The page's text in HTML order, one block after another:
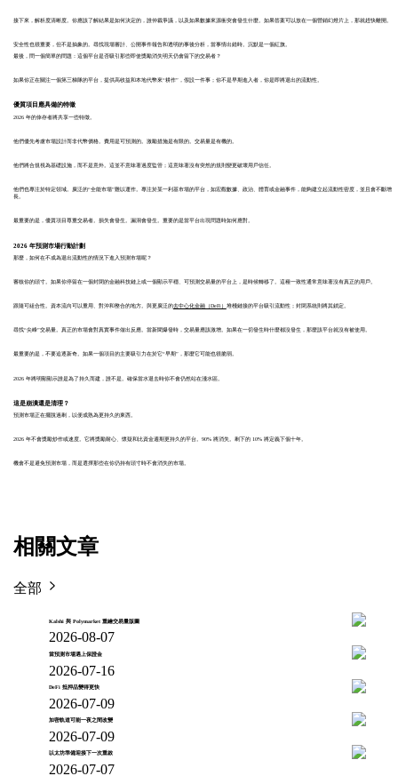
接下來，解析度清晰度。你應該了解結果是如何決定的，誰仲裁爭議，以及如果數據來源衝突會發生什麼。如果答案可以放在一個營銷幻燈片上，那就趕快離開。
安全性也很重要，但不是抽象的。尋找現場審計、公開事件報告和透明的事後分析，當事情出錯時。沉默是一個紅旗。
最後，問一個簡單的問題：這個平台是否吸引那些即使獎勵消失明天仍會留下的交易者？
如果你正在關注一個第三梯隊的平台，提供高收益和本地代幣來“耕作”，假設一件事；你不是早期進入者，你是即將退出的流動性。
優質項目應具備的特徵
2026 年的倖存者將共享一些特徵。
他們優先考慮市場設計而非代幣價格。費用是可預測的。激勵措施是有限的。交易量是有機的。
他們將合規視為基礎設施，而不是意外。這並不意味著過度監管；這意味著沒有突然的規則變更破壞用戶信任。
他們也專注於特定領域。廣泛的“全能市場”難以運作。專注於某一利基市場的平台，如宏觀數據、政治、體育或金融事件，能夠建立起流動性密度，並且會不斷增
長。
最重要的是，優質項目尊重交易者。損失會發生。漏洞會發生。重要的是當平台出現問題時如何應對。
2026 年預測市場行動計劃
那麼，如何在不成為退出流動性的情況下進入預測市場呢？
審核你的頭寸。如果你停留在一個封閉的金融科技鏈上或一個顯示平穩、可預測交易量的平台上，是時候轉移了。這種一致性通常意味著沒有真正的用戶。
跟隨可組合性。資本流向可以重用、對沖和整合的地方。與更廣泛的去中心化金融（DeFi） 堆棧鏈接的平台吸引流動性；封閉系統則將其鎖定。
尋找“尖峰”交易量。真正的市場會對真實事件做出反應。當新聞爆發時，交易量應該激增。如果在一切發生時什麼都沒發生，那麼該平台就沒有被使用。
最重要的是，不要追逐新奇。如果一個項目的主要吸引力在於它“早期”，那麼它可能也很脆弱。
2026 年將明顯顯示誰是為了持久而建，誰不是。確保當水退去時你不會仍然站在淺水區。
這是崩潰還是清理？
預測市場正在擺脫過剩，以便成熟為更持久的東西。
2026 年不會獎勵炒作或速度。它將獎勵耐心、懷疑和比資金週期更持久的平台。90% 將消失。剩下的 10% 將定義下個十年。
機會不是避免預測市場，而是選擇那些在你仍持有頭寸時不會消失的市場。
相關文章
全部
Kalshi 與 Polymarket 重繪交易量版圖
2026-08-07
當預測市場遇上保證金
2026-07-16
DeFi 抵押品變得更快
2026-07-09
加密軌道可能一夜之間改變
2026-07-09
以太坊準備迎接下一次重啟
2026-07-07